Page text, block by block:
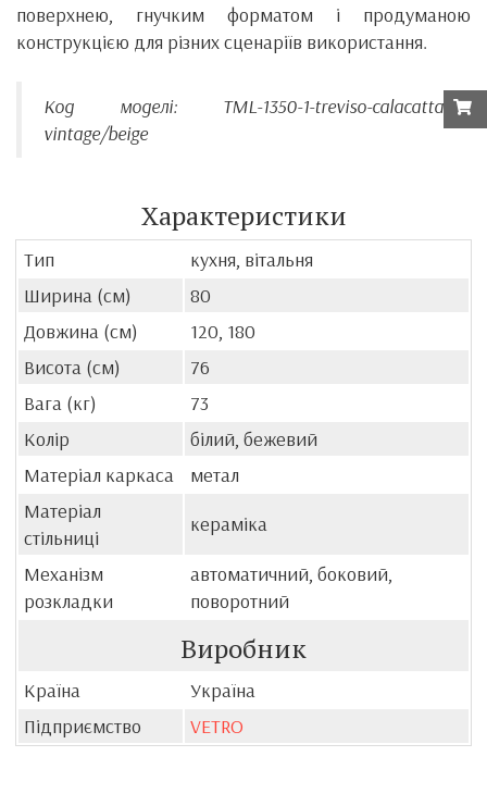
поверхнею, гнучким форматом і продуманою
конструкцією для різних сценаріїв використання.
Код моделі: TML-1350-1-treviso-calacatta-
vintage/beige
Характеристики
Тип
кухня, вітальня
Ширина (см)
80
Довжина (см)
120, 180
Висота (см)
76
Вага (кг)
73
Колір
білий, бежевий
Матеріал каркаса
метал
Матеріал
стільниці
кераміка
Механізм
розкладки
автоматичний, боковий,
поворотний
Виробник
Країна
Україна
Підприємство
VETRO